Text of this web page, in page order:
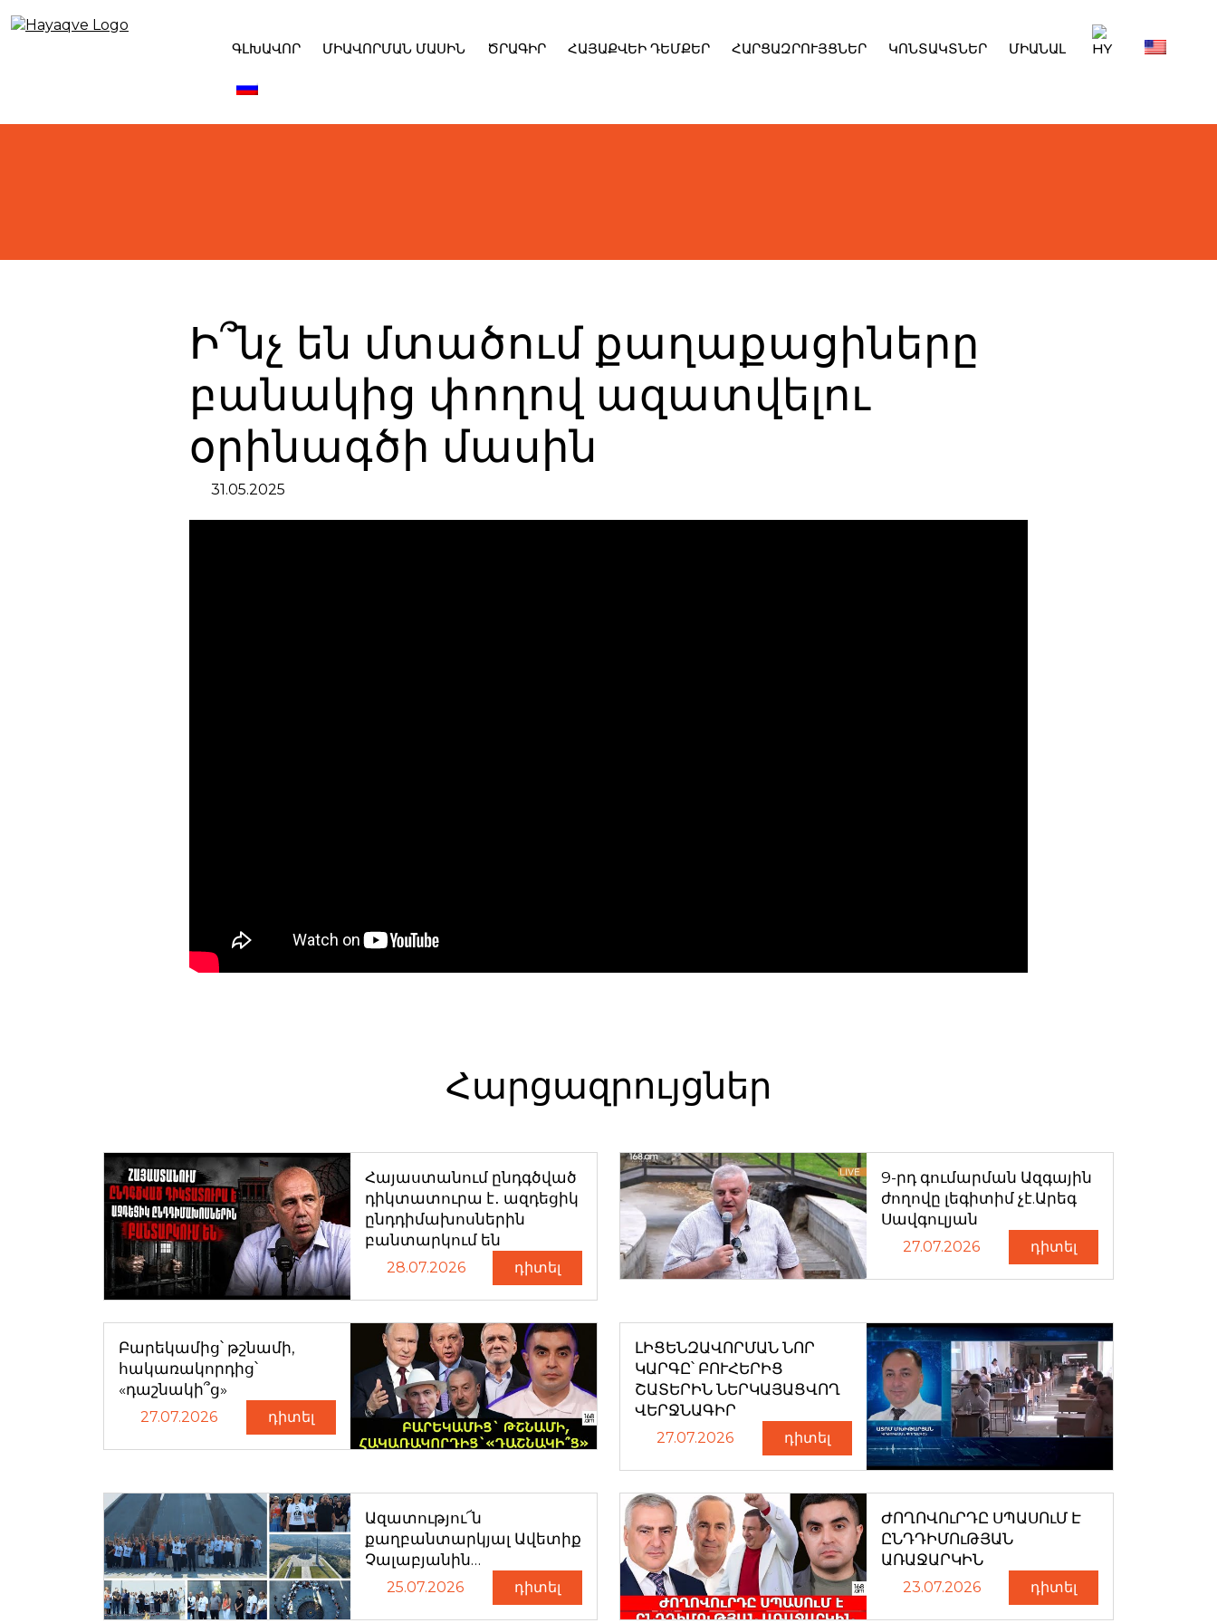
to
ԳԼԽԱՎՈՐ ՄԻԱՎՈՐՄԱՆ ՄԱՍԻՆ ԾՐԱԳԻՐ ՀԱՅԱՔՎԵԻ ԴԵՄՔԵՐ ՀԱՐՑԱԶՐՈՒՅՑՆԵՐ ԿՈՆՏԱԿՏՆԵՐ ՄԻԱՆԱԼ
Ի՞նչ են մտածում քաղաքացիները
բանակից փողով ազատվելու
օրինագծի մասին
31.05.2025
Հարցազրույցներ
Հայաստանում ընդգծված
դիկտատուրա է․ ազդեցիկ
ընդդիմախոսներին
բանտարկում են
28.07.2026 դիտել
9-րդ գումարման Ազգային
ժողովը լեգիտիմ չէ.Արեգ
Սավգուլյան
27.07.2026 դիտել
Բարեկամից՝ թշնամի,
հակառակորդից՝
«դաշնակի՞ց»
27.07.2026 դիտել
ԼԻՑԵՆԶԱՎՈՐՄԱՆ ՆՈՐ
ԿԱՐԳԸ՝ ԲՈՒՀԵՐԻՑ
ՇԱՏԵՐԻՆ ՆԵՐԿԱՅԱՑՎՈՂ
ՎԵՐՋՆԱԳԻՐ
27.07.2026 դիտել
Ազատությու՜ն
քաղբանտարկյալ Ավետիք
Չալաբյանին…
25.07.2026 դիտել
ԺՈՂՈՎՈւՐԴԸ ՍՊԱՍՈւՄ Է
ԸՆԴԴԻՄՈւԹՅԱՆ
ԱՌԱՋԱՐԿԻՆ
23.07.2026 դիտել